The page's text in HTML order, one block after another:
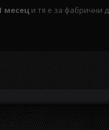
месец и тя е за фабрични